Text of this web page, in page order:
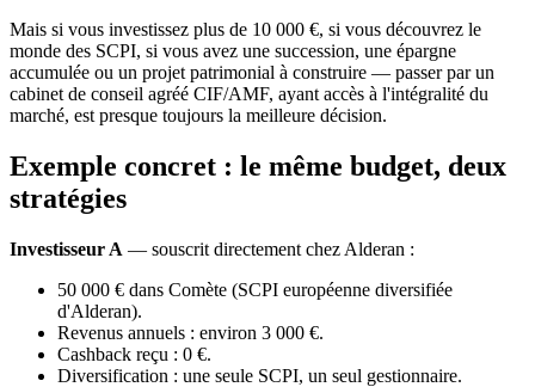
Mais si vous investissez plus de 10 000 €, si vous découvrez le
monde des SCPI, si vous avez une succession, une épargne
accumulée ou un projet patrimonial à construire — passer par un
cabinet de conseil agréé CIF/AMF, ayant accès à l'intégralité du
marché, est presque toujours la meilleure décision.
Exemple concret : le même budget, deux
stratégies
Investisseur A — souscrit directement chez Alderan :
50 000 € dans Comète (SCPI européenne diversifiée
d'Alderan).
Revenus annuels : environ 3 000 €.
Cashback reçu : 0 €.
Diversification : une seule SCPI, un seul gestionnaire.